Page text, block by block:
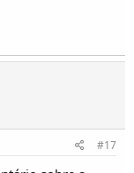
#17